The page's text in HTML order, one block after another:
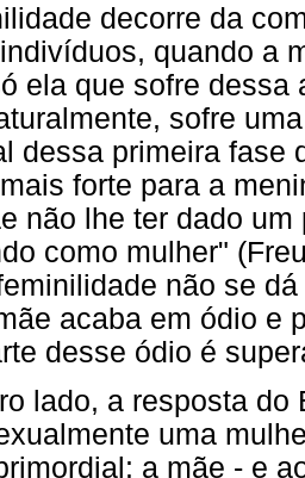
decorre da
quando a
ela que sofre
sofre
dessa primeira fase
forte para a
não lhe ter dado
como mulher"
não se
acaba em ódio e
desse ódio é
lado, a resposta
uma
a mãe - e